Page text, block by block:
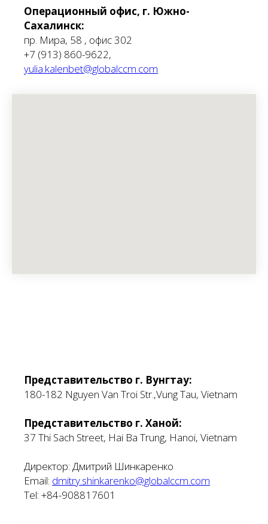
Операционный офис, г. Южно-
Сахалинск:
пр. Мира, 58 , офис 302
+7 (913) 860-9622,
yulia.kalenbet@globalccm.com
Представительство г. Вунгтау:
180-182 Nguyen Van Troi Str.,Vung Tau, Vietnam
Представительство г. Ханой:
37 Thi Sach Street, Hai Ba Trung, Hanoi, Vietnam
Директор: Дмитрий Шинкаренко
Email: dmitry.shinkarenko@globalccm.com
Tel: +84-908817601